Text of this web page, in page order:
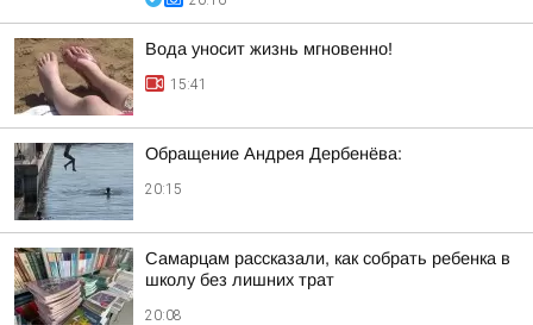
Вода уносит жизнь мгновенно!
15:41
Обращение Андрея Дербенёва:
20:15
Самарцам рассказали, как собрать ребенка в
школу без лишних трат
20:08